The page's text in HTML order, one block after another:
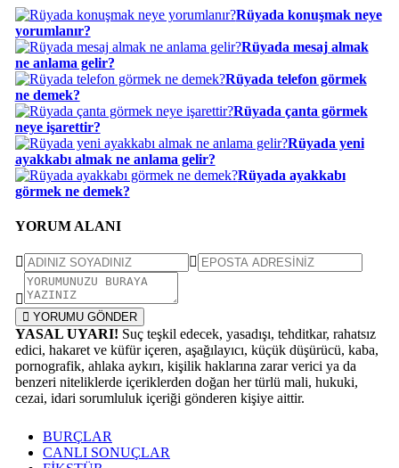
Rüyada konuşmak neye
yorumlanır?
Rüyada mesaj almak
ne anlama gelir?
Rüyada telefon görmek
ne demek?
Rüyada çanta görmek
neye işarettir?
Rüyada yeni
ayakkabı almak ne anlama gelir?
Rüyada ayakkabı
görmek ne demek?
YORUM ALANI
YORUMU GÖNDER
YASAL UYARI! Suç teşkil edecek, yasadışı, tehditkar, rahatsız
edici, hakaret ve küfür içeren, aşağılayıcı, küçük düşürücü, kaba,
pornografik, ahlaka aykırı, kişilik haklarına zarar verici ya da
benzeri niteliklerde içeriklerden doğan her türlü mali, hukuki,
cezai, idari sorumluluk içeriği gönderen kişiye aittir.
BURÇLAR
CANLI SONUÇLAR